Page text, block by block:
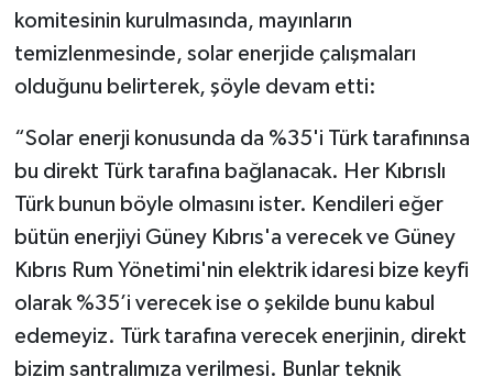
komitesinin kurulmasında, mayınların
temizlenmesinde, solar enerjide çalışmaları
olduğunu belirterek, şöyle devam etti:
“Solar enerji konusunda da %35'i Türk tarafınınsa
bu direkt Türk tarafına bağlanacak. Her Kıbrıslı
Türk bunun böyle olmasını ister. Kendileri eğer
bütün enerjiyi Güney Kıbrıs'a verecek ve Güney
Kıbrıs Rum Yönetimi'nin elektrik idaresi bize keyfi
olarak %35’i verecek ise o şekilde bunu kabul
edemeyiz. Türk tarafına verecek enerjinin, direkt
bizim santralımıza verilmesi. Bunlar teknik